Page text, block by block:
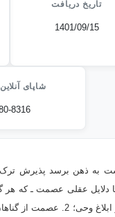
تاریخ دریافت
1401/09/15
شاپای
8316
به ذهن برسد پذیرش ترک
عقلی عصمت ـ که هر